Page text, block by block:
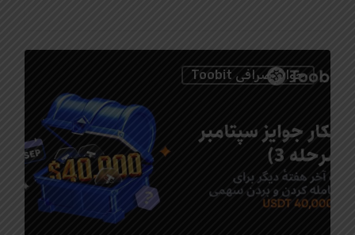
جوایز صرافی Toobit 0